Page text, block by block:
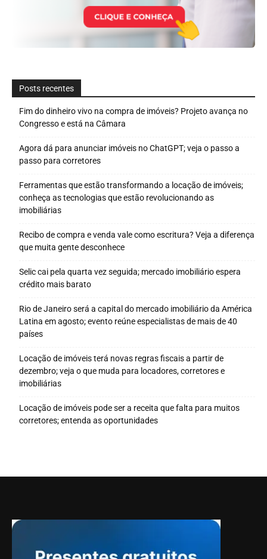
Posts recentes
Fim do dinheiro vivo na compra de imóveis? Projeto avança no
Congresso e está na Câmara
Agora dá para anunciar imóveis no ChatGPT; veja o passo a
passo para corretores
Ferramentas que estão transformando a locação de imóveis;
conheça as tecnologias que estão revolucionando as
imobiliárias
Recibo de compra e venda vale como escritura? Veja a diferença
que muita gente desconhece
Selic cai pela quarta vez seguida; mercado imobiliário espera
crédito mais barato
Rio de Janeiro será a capital do mercado imobiliário da América
Latina em agosto; evento reúne especialistas de mais de 40
países
Locação de imóveis terá novas regras fiscais a partir de
dezembro; veja o que muda para locadores, corretores e
imobiliárias
Locação de imóveis pode ser a receita que falta para muitos
corretores; entenda as oportunidades